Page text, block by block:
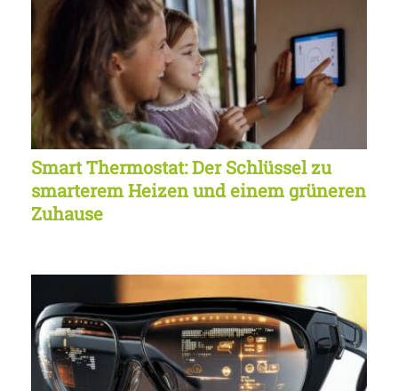
Smart Thermostat: Der Schlüssel zu
smarterem Heizen und einem grüneren
Zuhause